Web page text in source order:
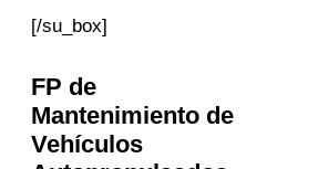
[/su_box]
FP de
Mantenimiento de
Vehículos